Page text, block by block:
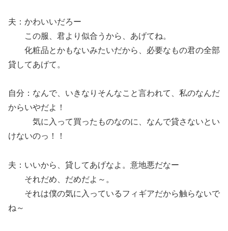
夫：かわいいだろー
この服、君より似合うから、あげてね。
化粧品とかもないみたいだから、必要なもの君の全部
貸してあげて。
自分：なんで、いきなりそんなこと言われて、私のなんだ
からいやだよ！
気に入って買ったものなのに、なんで貸さないとい
けないのっ！！
夫：いいから、貸してあげなよ。意地悪だなー
それだめ、だめだよ～。
それは僕の気に入っているフィギアだから触らないで
ね～